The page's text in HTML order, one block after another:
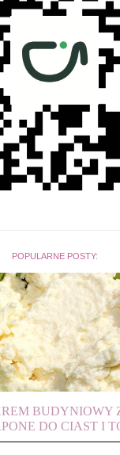
POPULARNE POSTY:
BUDYNIOWY
DO CIAST I